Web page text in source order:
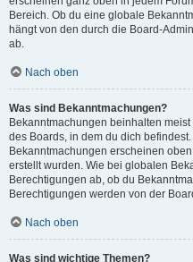
Bereich. Ob du eine globale
hängt von den durch die Board-
ab.
Nach oben
Was sind Bekanntmachungen?
Bekanntmachungen beinhalten
des Boards, in dem du dich
Bekanntmachungen erscheinen
erstellt wurden. Wie bei globalen
Berechtigungen ab, ob du
Berechtigungen werden von der
Nach oben
Was sind wichtige Themen?